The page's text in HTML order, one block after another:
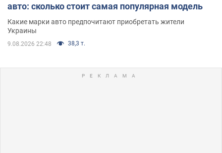
авто: сколько стоит самая популярная модель
Какие марки авто предпочитают приобретать жители
Украины
9.08.2026 22:48 38,3 т.